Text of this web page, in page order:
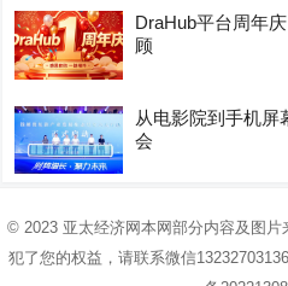
DraHub平台周年
顾
从电影院到手机屏
会
© 2023 亚太经济网本网部分内容及图片
犯了您的权益，请联系微信